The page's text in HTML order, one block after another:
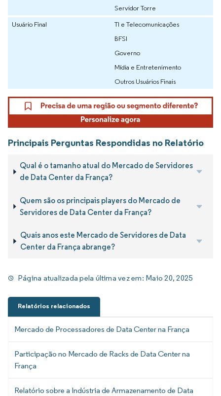
Servidor Torre
Usuário Final
TI e Telecomunicações
BFSI
Governo
Mídia e Entretenimento
Outros Usuários Finais
Principais Perguntas Respondidas no Relatório
Qual é o tamanho atual do Mercado de Servidores
de Data Center da França?
Quem são os principais players do Mercado de
Servidores de Data Center da França?
Quais anos este Mercado de Servidores de Data
Center da França abrange?
Página atualizada pela última vez em: Maio 20, 2025
Relatórios relacionados
Mercado de Processadores de Data Center na França
Participação no Mercado de Racks de Data Center na
França
Relatório sobre a Indústria de Armazenamento de Data